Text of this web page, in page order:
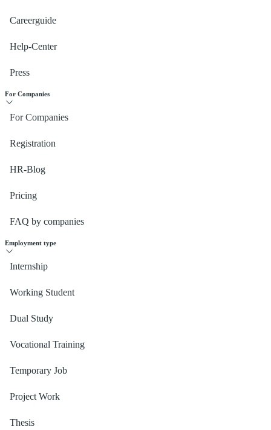
Careerguide
Help-Center
Press
For Companies
For Companies
Registration
HR-Blog
Pricing
FAQ by companies
Employment type
Internship
Working Student
Dual Study
Vocational Training
Temporary Job
Project Work
Thesis